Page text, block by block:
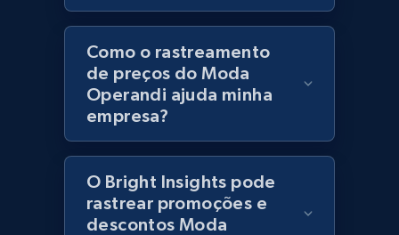
Zara - Products
Category id, Product id, Product name, Price,
Currency, Colour code, Colour, Description, and
more.
1.2K+ 208+ Comece agora
Como o rastreamento
de preços do Moda
Operandi ajuda minha
empresa?
O Bright Insights pode
rastrear promoções e
descontos Moda